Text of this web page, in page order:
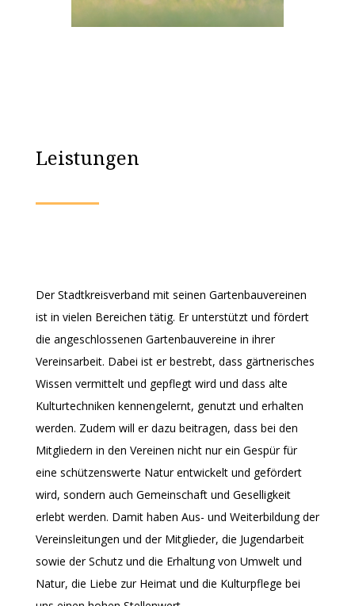
Leistungen
Der Stadtkreisverband mit seinen Gartenbauvereinen
ist in vielen Bereichen tätig. Er unterstützt und fördert
die angeschlossenen Gartenbauvereine in ihrer
Vereinsarbeit. Dabei ist er bestrebt, dass gärtnerisches
Wissen vermittelt und gepflegt wird und dass alte
Kulturtechniken kennengelernt, genutzt und erhalten
werden. Zudem will er dazu beitragen, dass bei den
Mitgliedern in den Vereinen nicht nur ein Gespür für
eine schützenswerte Natur entwickelt und gefördert
wird, sondern auch Gemeinschaft und Geselligkeit
erlebt werden. Damit haben Aus- und Weiterbildung der
Vereinsleitungen und der Mitglieder, die Jugendarbeit
sowie der Schutz und die Erhaltung von Umwelt und
Natur, die Liebe zur Heimat und die Kulturpflege bei